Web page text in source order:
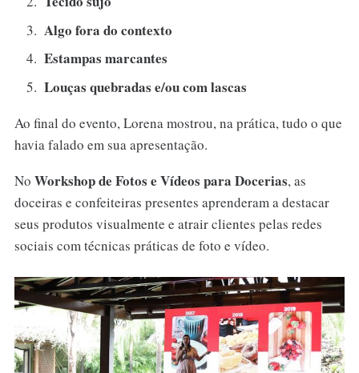
Algo fora do contexto
Estampas marcantes
Louças quebradas e/ou com lascas
Ao final do evento, Lorena mostrou, na prática, tudo o que
havia falado em sua apresentação.
No Workshop de Fotos e Vídeos para Docerias, as
doceiras e confeiteiras presentes aprenderam a destacar
seus produtos visualmente e atrair clientes pelas redes
sociais com técnicas práticas de foto e vídeo.